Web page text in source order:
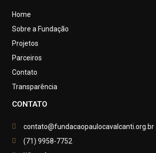
Home
Sobre a Fundação
Projetos
Parceiros
Contato
Transparência
CONTATO
contato@fundacaopaulocavalcanti.org.br
(71) 9958-7752